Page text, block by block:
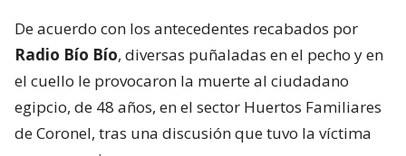
De acuerdo con los antecedentes recabados por
Radio Bío Bío, diversas puñaladas en el pecho y en
el cuello le provocaron la muerte al ciudadano
egipcio, de 48 años, en el sector Huertos Familiares
de Coronel, tras una discusión que tuvo la víctima